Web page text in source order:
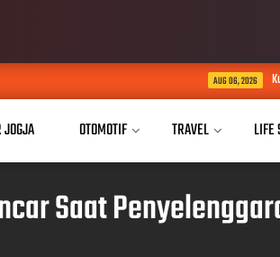
Kurnia Nugraha Raih
OTOMOTIF TRAVEL LIFE
Saat